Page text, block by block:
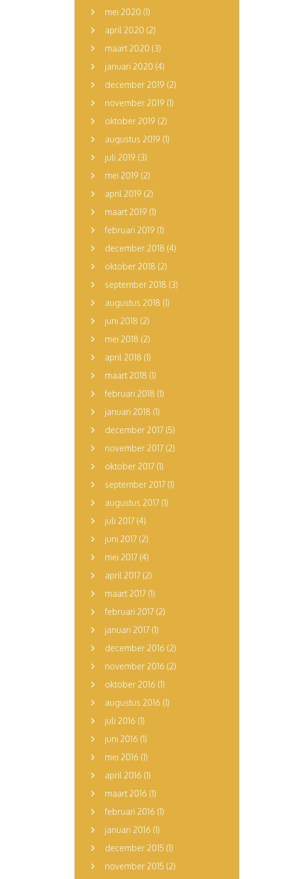
mei 2020 (1)
april 2020 (2)
maart 2020 (3)
januari 2020 (4)
december 2019 (2)
november 2019 (1)
oktober 2019 (2)
augustus 2019 (1)
juli 2019 (3)
mei 2019 (2)
april 2019 (2)
maart 2019 (1)
februari 2019 (1)
december 2018 (4)
oktober 2018 (2)
september 2018 (3)
augustus 2018 (1)
juni 2018 (2)
mei 2018 (2)
april 2018 (1)
maart 2018 (1)
februari 2018 (1)
januari 2018 (1)
december 2017 (5)
november 2017 (2)
oktober 2017 (1)
september 2017 (1)
augustus 2017 (1)
juli 2017 (4)
juni 2017 (2)
mei 2017 (4)
april 2017 (2)
maart 2017 (1)
februari 2017 (2)
januari 2017 (1)
december 2016 (2)
november 2016 (2)
oktober 2016 (1)
augustus 2016 (1)
juli 2016 (1)
juni 2016 (1)
mei 2016 (1)
april 2016 (1)
maart 2016 (1)
februari 2016 (1)
januari 2016 (1)
december 2015 (1)
november 2015 (2)